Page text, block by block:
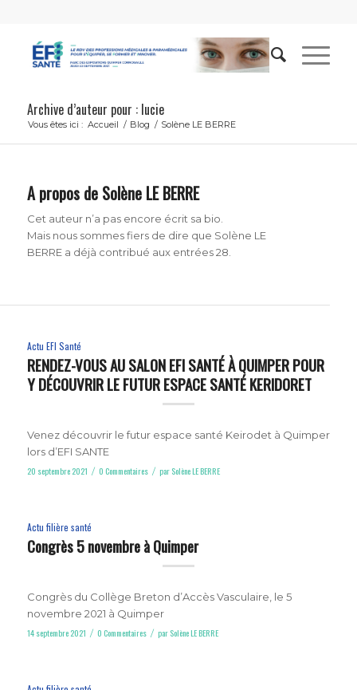
Archive d’auteur pour : lucie
Vous êtes ici : Accueil / Blog / Solène LE BERRE
A propos de Solène LE BERRE
Cet auteur n’a pas encore écrit sa bio.
Mais nous sommes fiers de dire que Solène LE
BERREa déjà contribué aux entrées 28.
Actu EFI Santé
RENDEZ-VOUS AU SALON EFI SANTÉ À QUIMPER POUR
Y DÉCOUVRIR LE FUTUR ESPACE SANTÉ KERIDORET
Venez découvrir le futur espace santé Keirodet à Quimper
lors d’EFI SANTE
20 septembre 2021 / 0 Commentaires / parSolène LE BERRE
Actu filière santé
Congrès 5 novembre à Quimper
Congrès du Collège Breton d’Accès Vasculaire, le 5
novembre 2021 à Quimper
14 septembre 2021 / 0 Commentaires / parSolène LE BERRE